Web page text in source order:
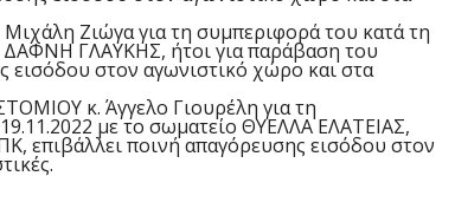
Μιχάλη Ζιώγαγια τη συμπεριφορά του κατά τη
ΔΑΦΝΗ ΓΛΑΥΚΗΣ, ήτοι για παράβαση του
εισόδου στον αγωνιστικό χώρο και στα
κ. Άγγελο Γιουρέλη για τη
19.11.2022 με το σωματείο ΘΥΕΛΛΑ ΕΛΑΤΕΙΑΣ,
, επιβάλλει ποινή απαγόρευσης εισόδου στον
.